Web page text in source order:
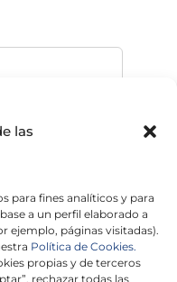
las
para fines analíticos y para
a un perfil elaborado a
ejemplo, páginas visitadas).
Política de Cookies.
propias y de terceros
rechazar todas las
Privacidad